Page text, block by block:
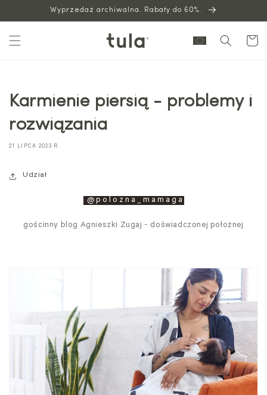
Wyprzedaż archiwalna. Rabaty do 60%.
Wózek
Karmienie piersią - problemy i
rozwiązania
21 LIPCA 2023 R.
Udział
@polozna_mamaga
gościnny blog Agnieszki Zugaj - doświadczonej położnej